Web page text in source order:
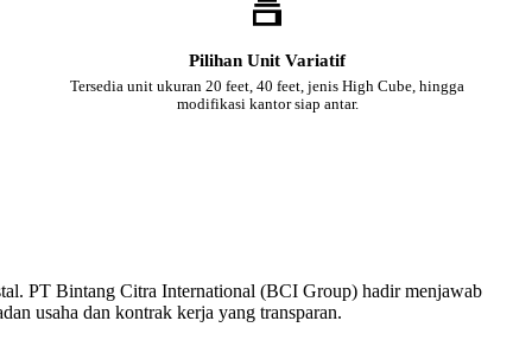
Pilihan Unit Variatif
Tersedia unit ukuran 20 feet, 40 feet, jenis High Cube, hingga
modifikasi kantor siap antar.
PT Bintang Citra International (BCI Group) hadir menjawab
usaha dan kontrak kerja yang transparan.